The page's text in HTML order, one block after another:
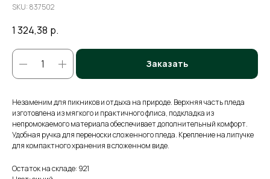
SKU: 837502
1 324,38 р.
Заказать
Незаменим для пикников и отдыха на природе. Верхняя часть пледа
изготовлена из мягкого и практичного флиса, подкладка из
непромокаемого материала обеспечивает дополнительный комфорт.
Удобная ручка для переноски сложенного пледа. Крепление на липучке
для компактного хранения в сложенном виде.
Остаток на складе: 921